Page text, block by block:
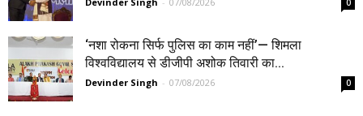
‘नशा रोकना सिर्फ पुलिस का काम नहीं’— शिमला
विश्वविद्यालय से डीजीपी अशोक तिवारी का...
Devinder Singh - 07/08/2026 0